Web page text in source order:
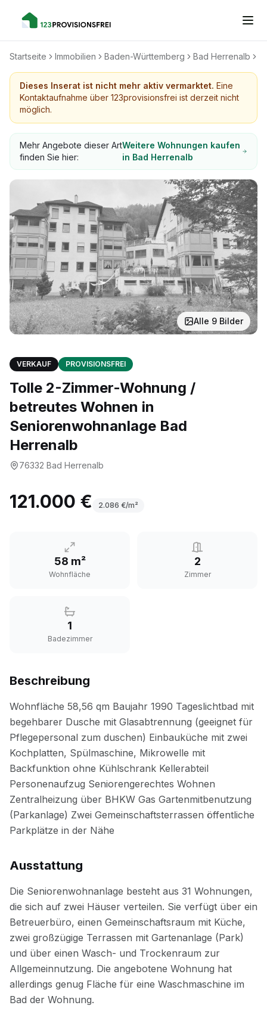
Startseite Immobilien Baden-Württemberg Bad Herrenalb
Dieses Inserat ist nicht mehr aktiv vermarktet. Eine
Kontaktaufnahme über 123provisionsfrei ist derzeit nicht
möglich.
Mehr Angebote dieser Art
finden Sie hier:
Weitere Wohnungen kaufen
in Bad Herrenalb
Alle 9 Bilder
VERKAUF PROVISIONSFREI
Tolle 2-Zimmer-Wohnung /
betreutes Wohnen in
Seniorenwohnanlage Bad
Herrenalb
76332 Bad Herrenalb
121.000 € 2.086 €/m²
58 m²
Wohnfläche
2
Zimmer
1
Badezimmer
Beschreibung
Ausstattung